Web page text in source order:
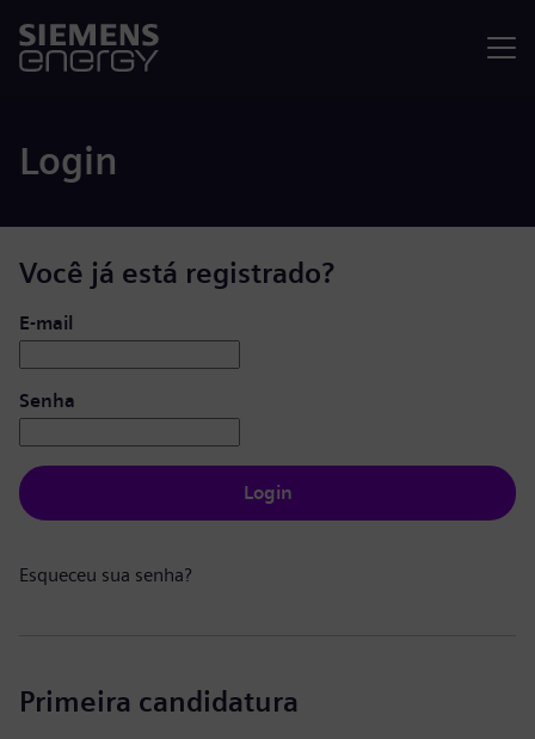
Login
Você já está registrado?
Login: usuário e senha
E-mail
Senha
Login
Esqueceu sua senha?
Primeira candidatura